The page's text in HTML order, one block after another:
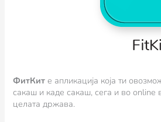
ФитКит e апликација која ти
сакаш и каде сакаш, сега и во online
целата држава.